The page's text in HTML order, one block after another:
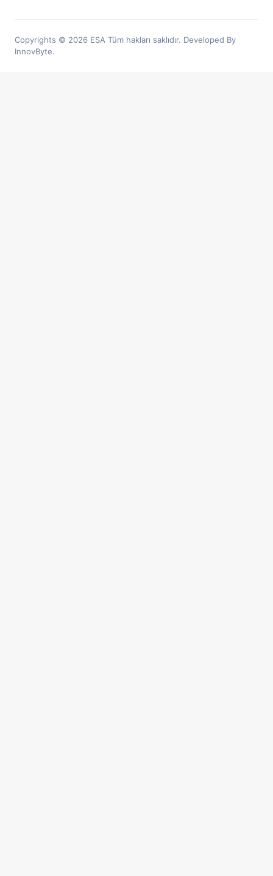
Copyrights © 2026 ESA Tüm hakları saklıdır. Developed By
InnovByte.